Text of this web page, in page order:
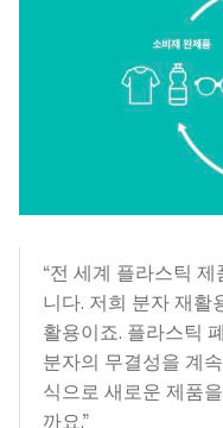
“전 세계 플라스틱
니다. 저희 분자 재활
활용이죠. 플라스틱
분자의 무결성을 계
식으로 새로운 제품
까요.”